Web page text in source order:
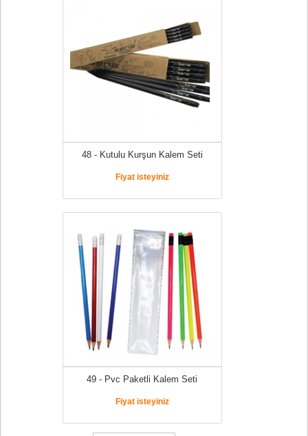
48 - Kutulu Kurşun Kalem Seti
Fiyat isteyiniz
49 - Pvc Paketli Kalem Seti
Fiyat isteyiniz